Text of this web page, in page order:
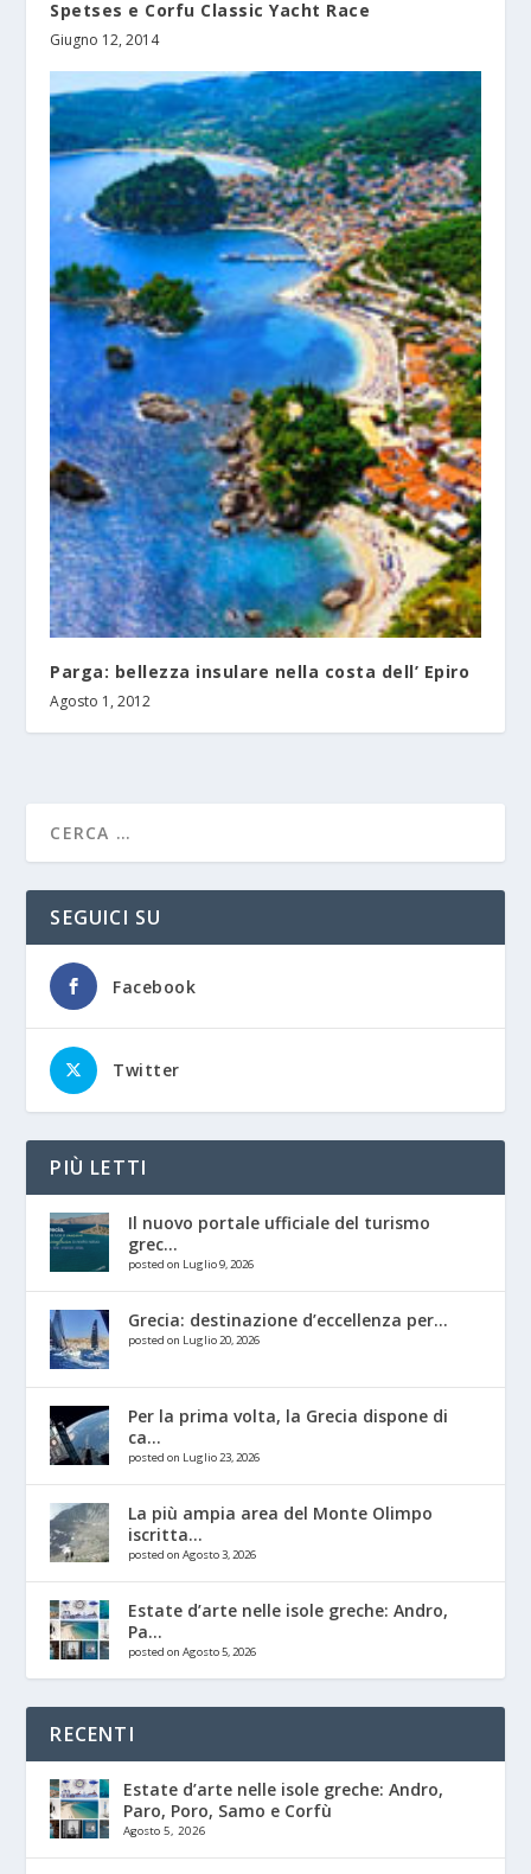
Spetses e Corfu Classic Yacht Race
Giugno 12, 2014
Parga: bellezza insulare nella costa dell’ Epiro
Agosto 1, 2012
SEGUICI SU
Facebook
Twitter
PIÙ LETTI
Il nuovo portale ufficiale del turismo
grec...
posted on Luglio 9, 2026
Grecia: destinazione d’eccellenza per...
posted on Luglio 20, 2026
Per la prima volta, la Grecia dispone di
ca...
posted on Luglio 23, 2026
La più ampia area del Monte Olimpo
iscritta...
posted on Agosto 3, 2026
Estate d’arte nelle isole greche: Andro,
Pa...
posted on Agosto 5, 2026
RECENTI
Estate d’arte nelle isole greche: Andro,
Paro, Poro, Samo e Corfù
Agosto 5, 2026